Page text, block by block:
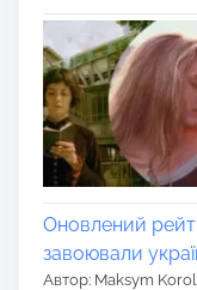
Оновлений
завоювали
Автор: Maksym